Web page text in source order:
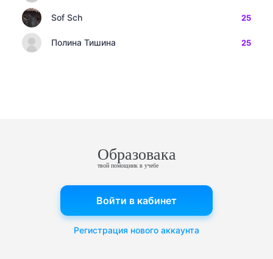
Sof Sch 25
Полина Тишина 25
Образовака
твой помощник в учебе
Войти в кабинет
Регистрация нового аккаунта